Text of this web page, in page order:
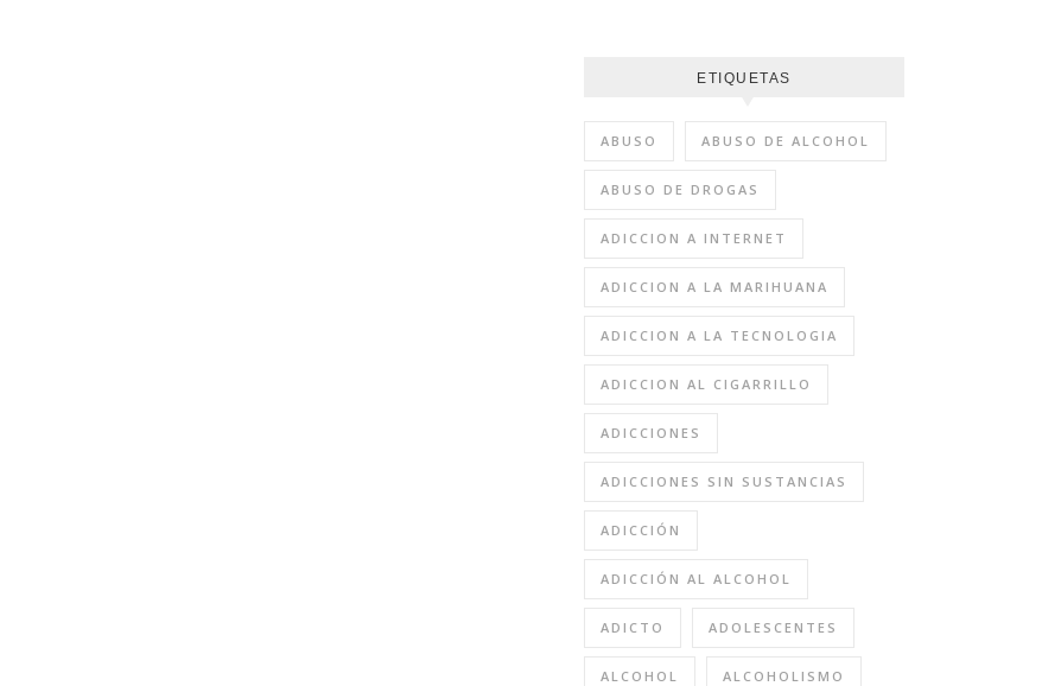
ETIQUETAS
ABUSO ABUSO DE ALCOHOL
ABUSO DE DROGAS
ADICCION A INTERNET
ADICCION A LA MARIHUANA
ADICCION A LA TECNOLOGIA
ADICCION AL CIGARRILLO
ADICCIONES
ADICCIONES SIN SUSTANCIAS
ADICCIÓN
ADICCIÓN AL ALCOHOL
ADICTO ADOLESCENTES
ALCOHOL ALCOHOLISMO